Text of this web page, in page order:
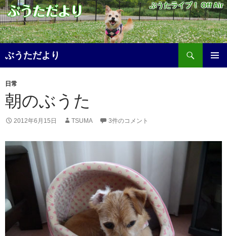
ぶうたライブ！ Off Air
ぶうただより
索
ー
テ
ン
ツ
へ
ッ
日常
朝のぶうた
2012年6月15日 TSUMA 3件のコメント